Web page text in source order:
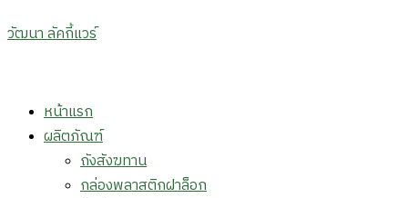
วัฒนา ลัคกี้แวร์
Menu
หน้าแรก
ผลิตภัณฑ์
ถังสังฆทาน
กล่องพลาสติกฝาล็อก